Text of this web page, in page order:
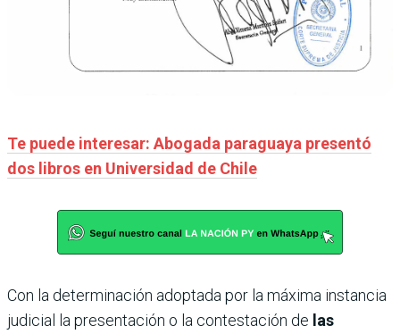
Te puede interesar: Abogada paraguaya presentó
dos libros en Universidad de Chile
Con la determinación adoptada por la máxima instancia
judicial la presentación o la contestación de las